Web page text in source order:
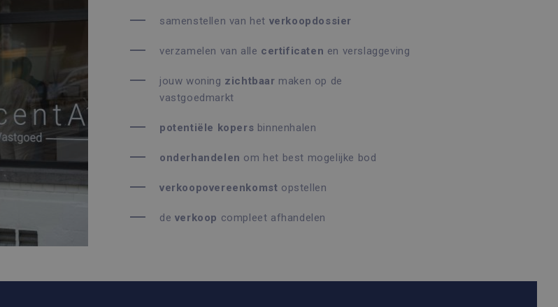
samenstellen van het verkoopdossier
verzamelen van alle certificaten en verslaggeving
jouw woning zichtbaar maken op de
vastgoedmarkt
potentiële kopers binnenhalen
onderhandelen om het best mogelijke bod
verkoopovereenkomst opstellen
de verkoop compleet afhandelen